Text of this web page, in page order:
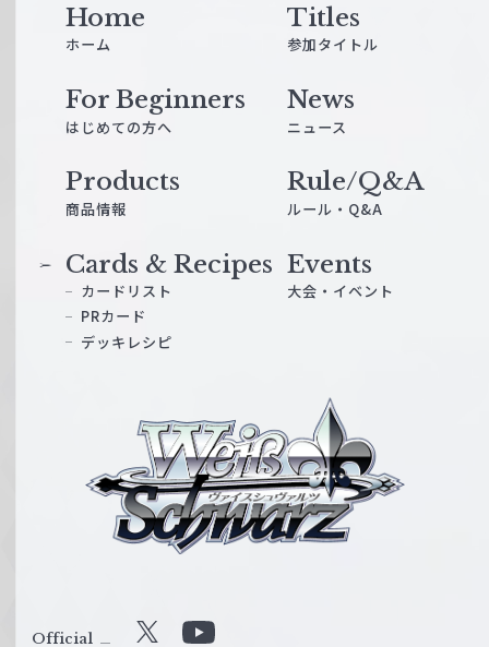
ス
ル
Home
ホーム
Titles
参加タイトル
For Beginners
はじめての方へ
News
ニュース
Products
商品情報
Cards & Recipes
カードリスト
PRカード
デッキレシピ
Events
大会・イベント
Rule/Q&A
ルール・Q&A
Official